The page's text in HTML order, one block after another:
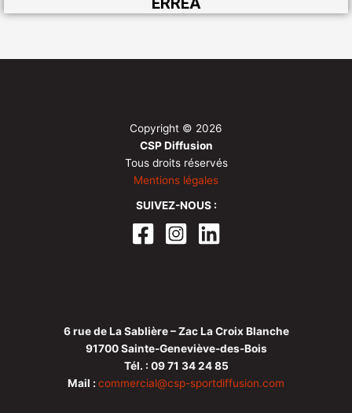
Copyright © 2026
CSP Diffusion
Tous droits réservés
Mentions légales
SUIVEZ-NOUS :
6 rue de La Sablière – Zac La Croix Blanche
91700 Sainte-Geneviève-des-Bois
Tél. : 09 71 34 24 85
Mail : commercial@csp-sportdiffusion.com